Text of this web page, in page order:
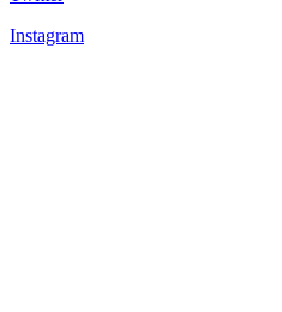
Instagram